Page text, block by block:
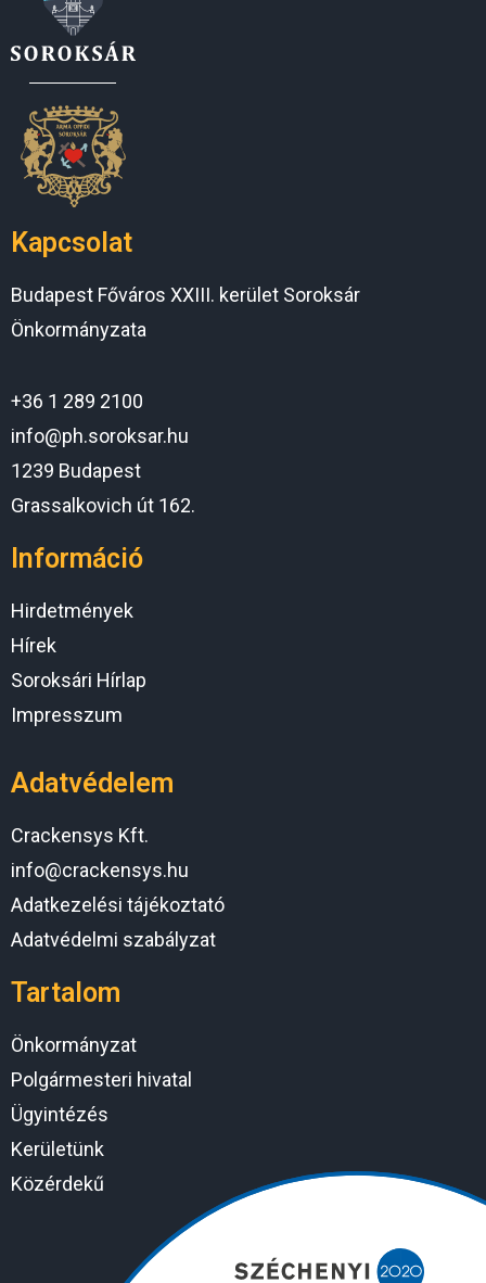
Kapcsolat
Budapest Főváros XXIII. kerület Soroksár
Önkormányzata
+36 1 289 2100
info@ph.soroksar.hu
1239 Budapest
Grassalkovich út 162.
Információ
Hirdetmények
Hírek
Soroksári Hírlap
Impresszum
Adatvédelem
Crackensys Kft.
info@crackensys.hu
Adatkezelési tájékoztató
Adatvédelmi szabályzat
Tartalom
Önkormányzat
Polgármesteri hivatal
Ügyintézés
Kerületünk
Közérdekű